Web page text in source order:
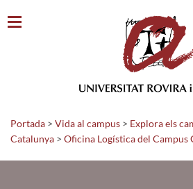
Portada > Vida al campus > Explora els
Catalunya > Oficina Logística del Campus